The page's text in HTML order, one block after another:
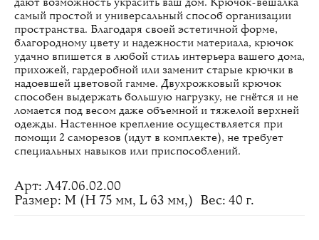
самый простой и универсальный способ организации
пространства. Благодаря своей эстетичной форме,
благородному цвету и надежности материала, крючок
удачно впишется в любой стиль интерьера вашего дома,
прихожей, гардеробной или заменит старые крючки в
надоевшей цветовой гамме. Двухрожковый крючок
способен выдержать большую нагрузку, не гнётся и не
ломается под весом даже объемной и тяжелой верхней
одежды. Настенное крепление осуществляется при
помощи 2 саморезов (идут в комплекте), не требует
специальных навыков или приспособлений.
Арт: Л47.06.02.00
Размер: M (H 75 мм, L 63 мм,) Вес: 40 г.